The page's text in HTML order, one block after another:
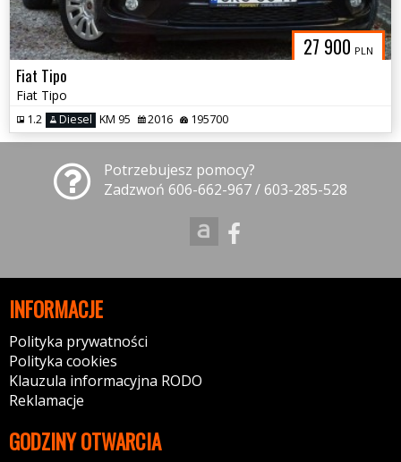
27 900 PLN
Fiat Tipo
Fiat Tipo
1.2 Diesel KM 95 2016 195700
Potrzebujesz pomocy?
Zadzwoń 606-662-967 / 603-285-528
INFORMACJE
Polityka prywatności
Polityka cookies
Klauzula informacyjna RODO
Reklamacje
GODZINY OTWARCIA